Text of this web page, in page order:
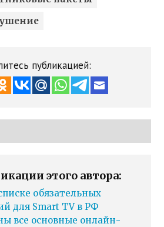
публикацией:
этого автора:
обязательных
для Smart TV в РФ
все основные онлайн-